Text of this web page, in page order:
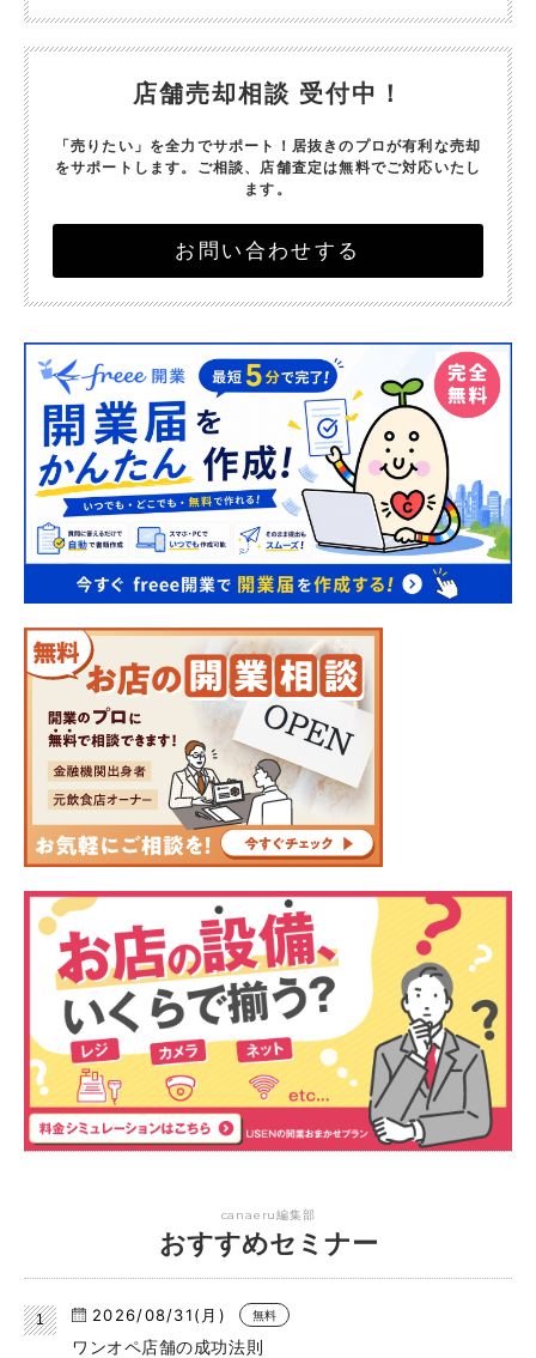
店舗売却相談 受付中！
「売りたい」を全力でサポート！ 居抜きのプロが有利な売却
をサポートします。 ご相談、店舗査定は無料でご対応いたし
ます。
お問い合わせする
canaeru編集部
おすすめセミナー
2026/08/31(月) 無料
ワンオペ店舗の成功法則